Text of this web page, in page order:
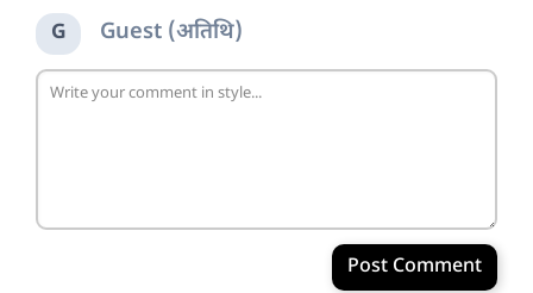
G Guest (अतिथि)
Post Comment